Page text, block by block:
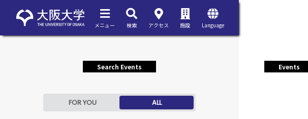
メニュー 検索 アクセス 施設 Language
Events
Search Events
FOR YOU ALL